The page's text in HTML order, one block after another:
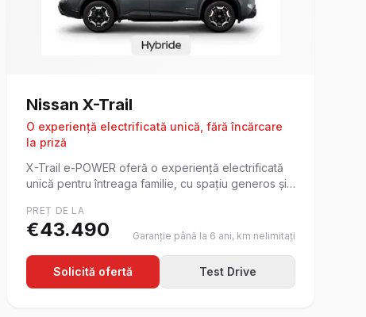
Nissan X-Trail
O experiență electrificată unică, fără încărcare
la priză
X-Trail e-POWER oferă o experiență electrificată
unică pentru întreaga familie, cu spațiu generos și
PREȚ DE LA
€43.490 Garanție până la 6 ani, km nelimitați
Solicită ofertă Test Drive